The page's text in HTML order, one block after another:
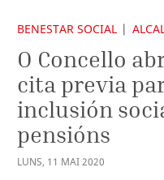
BENESTAR SOCIAL
O Concello
cita previa
inclusión
pensións
LUNS, 11 MAI2020